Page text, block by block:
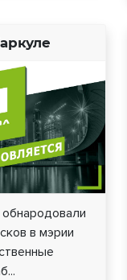
в мэрии